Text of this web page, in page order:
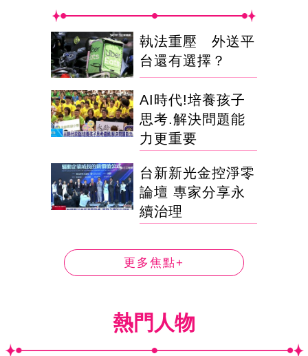
執法重壓 外送平
台還有選擇？
AI時代!培養孩子
思考.解決問題能
力更重要
台新新光金控淨零
論壇 專家分享永
續治理
更多焦點+
熱門人物